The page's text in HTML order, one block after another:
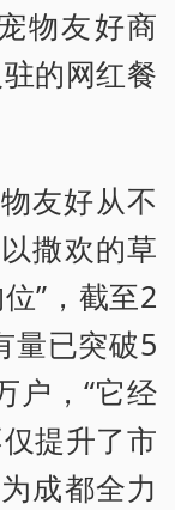
物友好商
的网红餐
友好从不
撒欢的草
”，截至2
量已突破5
户，“它经
提升了市
成都全力